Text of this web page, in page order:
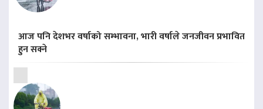
आज पनि देशभर वर्षाको सम्भावना, भारी वर्षाले जनजीवन प्रभावित
हुन सक्ने